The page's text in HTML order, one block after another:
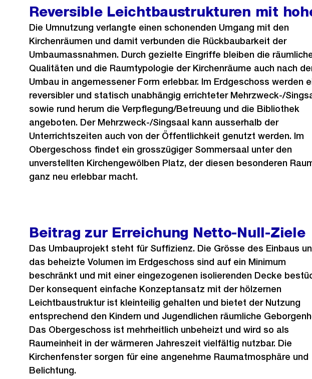
r
i
g
e
s
Reversible Leichtbaustrukturen mit
Die Umnutzung verlangte einen schonenden Umgang mit den
Kirchenräumen und damit verbunden die Rückbaubarkeit der
Umbaumassnahmen. Durch gezielte Eingriffe bleiben die
Qualitäten und die Raumtypologie der Kirchenräume auch nach
Umbau in angemessener Form erlebbar. Im Erdgeschoss werden
reversibler und statisch unabhängig errichteter Mehrzweck-/
sowie rund herum die Verpflegung/Betreuung und die Bibliothek
angeboten. Der Mehrzweck-/Singsaal kann ausserhalb der
Unterrichtszeiten auch von der Öffentlichkeit genutzt werden. Im
Obergeschoss findet ein grosszügiger Sommersaal unter den
unverstellten Kirchengewölben Platz, der diesen besonderen
ganz neu erlebbar macht.
Beitrag zur Erreichung Netto-Null-Ziele
Das Umbauprojekt steht für Suffizienz. Die Grösse des Einbaus
das beheizte Volumen im Erdgeschoss sind auf ein Minimum
beschränkt und mit einer eingezogenen isolierenden Decke
Der konsequent einfache Konzeptansatz mit der hölzernen
Leichtbaustruktur ist kleinteilig gehalten und bietet der Nutzung
entsprechend den Kindern und Jugendlichen räumliche
Das Obergeschoss ist mehrheitlich unbeheizt und wird so als
Raumeinheit in der wärmeren Jahreszeit vielfältig nutzbar. Die
Kirchenfenster sorgen für eine angenehme Raumatmosphäre und
Belichtung.